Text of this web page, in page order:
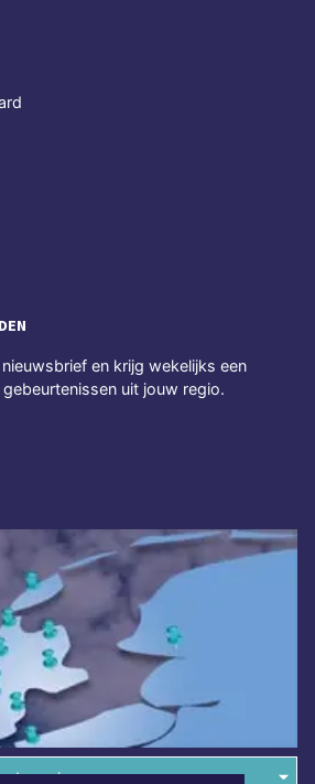
en krijg wekelijks een
uit jouw regio.
de regio